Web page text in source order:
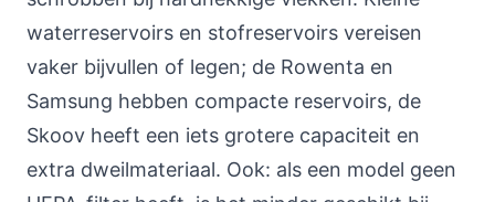
waterreservoirs en stofreservoirs vereisen
vaker bijvullen of legen; de Rowenta en
Samsung hebben compacte reservoirs, de
Skoov heeft een iets grotere capaciteit en
extra dweilmateriaal. Ook: als een model geen